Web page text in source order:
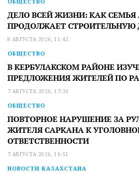
ДЕЛО ВСЕЙ ЖИЗНИ: КАК
ПРОДОЛЖАЕТ
8 АВГУСТА 2026, 11:42
ОБЩЕСТВО
В КЕРБУЛАКСКОМ РАЙОНЕ
ПРЕДЛОЖЕНИЯ ЖИТЕЛЕЙ ПО
7 АВГУСТА 2026, 17:36
ОБЩЕСТВО
ПОВТОРНОЕ НАРУШЕНИЕ ЗА
ЖИТЕЛЯ САРКАНА К
ОТВЕТСТВЕННОСТИ
7 АВГУСТА 2026, 16:51
НОВОСТИ КАЗАХСТАНА